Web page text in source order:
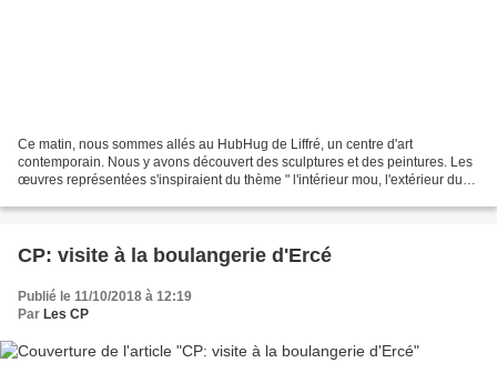
Ce matin, nous sommes allés au HubHug de Liffré, un centre d'art
contemporain. Nous y avons découvert des sculptures et des peintures. Les
œuvres représentées s'inspiraient du thème " l'intérieur mou, l'extérieur dur".
CP: visite à la boulangerie d'Ercé
Publié le 11/10/2018 à 12:19
Par Les CP